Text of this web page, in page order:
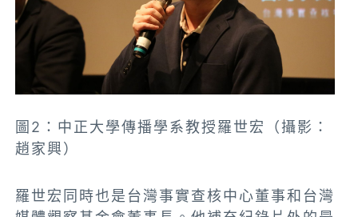
​圖2：中正大學傳播學系教授羅世宏（攝影：
趙家興）
羅世宏同時也是台灣事實查核中心董事和台灣